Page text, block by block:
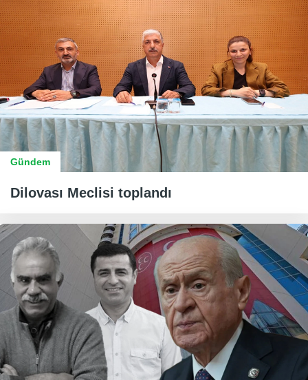
Gündem
Dilovası Meclisi toplandı